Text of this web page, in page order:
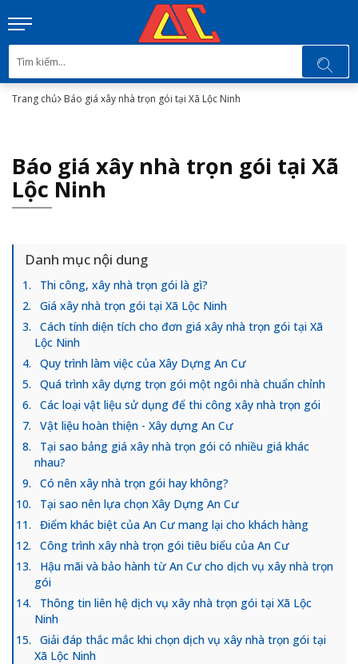
Trang chủ Báo giá xây nhà trọn gói tại Xã Lộc Ninh
Báo giá xây nhà trọn gói tại Xã
Lộc Ninh
Danh mục nội dung
Thi công, xây nhà trọn gói là gì?
Giá xây nhà trọn gói tại Xã Lộc Ninh
Cách tính diện tích cho đơn giá xây nhà trọn gói tại Xã
Lộc Ninh
Quy trình làm việc của Xây Dựng An Cư
Quá trình xây dựng trọn gói một ngôi nhà chuẩn chỉnh
Các loại vật liệu sử dụng để thi công xây nhà trọn gói
Vật liệu hoàn thiện - Xây dựng An Cư
Tại sao bảng giá xây nhà trọn gói có nhiều giá khác
nhau?
Có nên xây nhà trọn gói hay không?
Tại sao nên lựa chọn Xây Dựng An Cư
Điểm khác biệt của An Cư mang lại cho khách hàng
Công trình xây nhà trọn gói tiêu biểu của An Cư
Hậu mãi và bảo hành từ An Cư cho dịch vụ xây nhà trọn
gói
Thông tin liên hệ dịch vụ xây nhà trọn gói tại Xã Lộc
Ninh
Giải đáp thắc mắc khi chọn dịch vụ xây nhà trọn gói tại
Xã Lộc Ninh